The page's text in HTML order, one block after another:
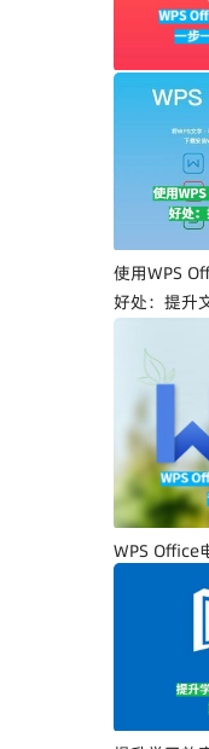
WPS
一步教你
使用WPS
好处：提升
WPS Office